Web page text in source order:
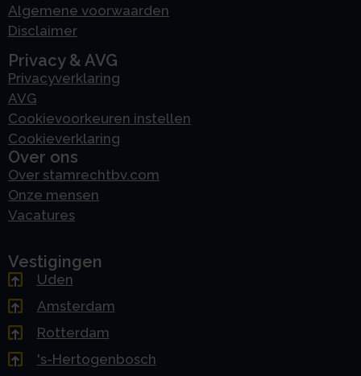
Algemene voorwaarden
Disclaimer
Privacy & AVG
Privacyverklaring
AVG
Cookievoorkeuren instellen
Cookieverklaring
Over ons
Over stamrechtbv.com
Onze mensen
Vacatures
Vestigingen
Uden
Amsterdam
Rotterdam
's-Hertogenbosch